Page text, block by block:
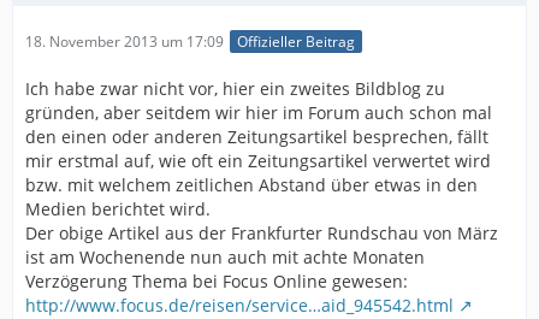
18. November 2013 um 17:09 Offizieller Beitrag
Ich habe zwar nicht vor, hier ein zweites Bildblog zu
gründen, aber seitdem wir hier im Forum auch schon mal
den einen oder anderen Zeitungsartikel besprechen, fällt
mir erstmal auf, wie oft ein Zeitungsartikel verwertet wird
bzw. mit welchem zeitlichen Abstand über etwas in den
Medien berichtet wird.
Der obige Artikel aus der Frankfurter Rundschau von März
ist am Wochenende nun auch mit achte Monaten
Verzögerung Thema bei Focus Online gewesen:
http://www.focus.de/reisen/service…aid_945542.html